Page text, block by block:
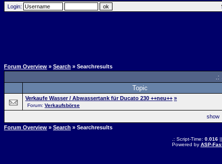
Login:
Forum Overview » Search » Searchresults
Topic
Verkaufe Wasser / Abwassertank für Ducato 230 ++neu++ »
Forum: Verkaufsbörse
show
Forum Overview » Search » Searchresults
.: Script-Time: 0.016
Powered by ASP-